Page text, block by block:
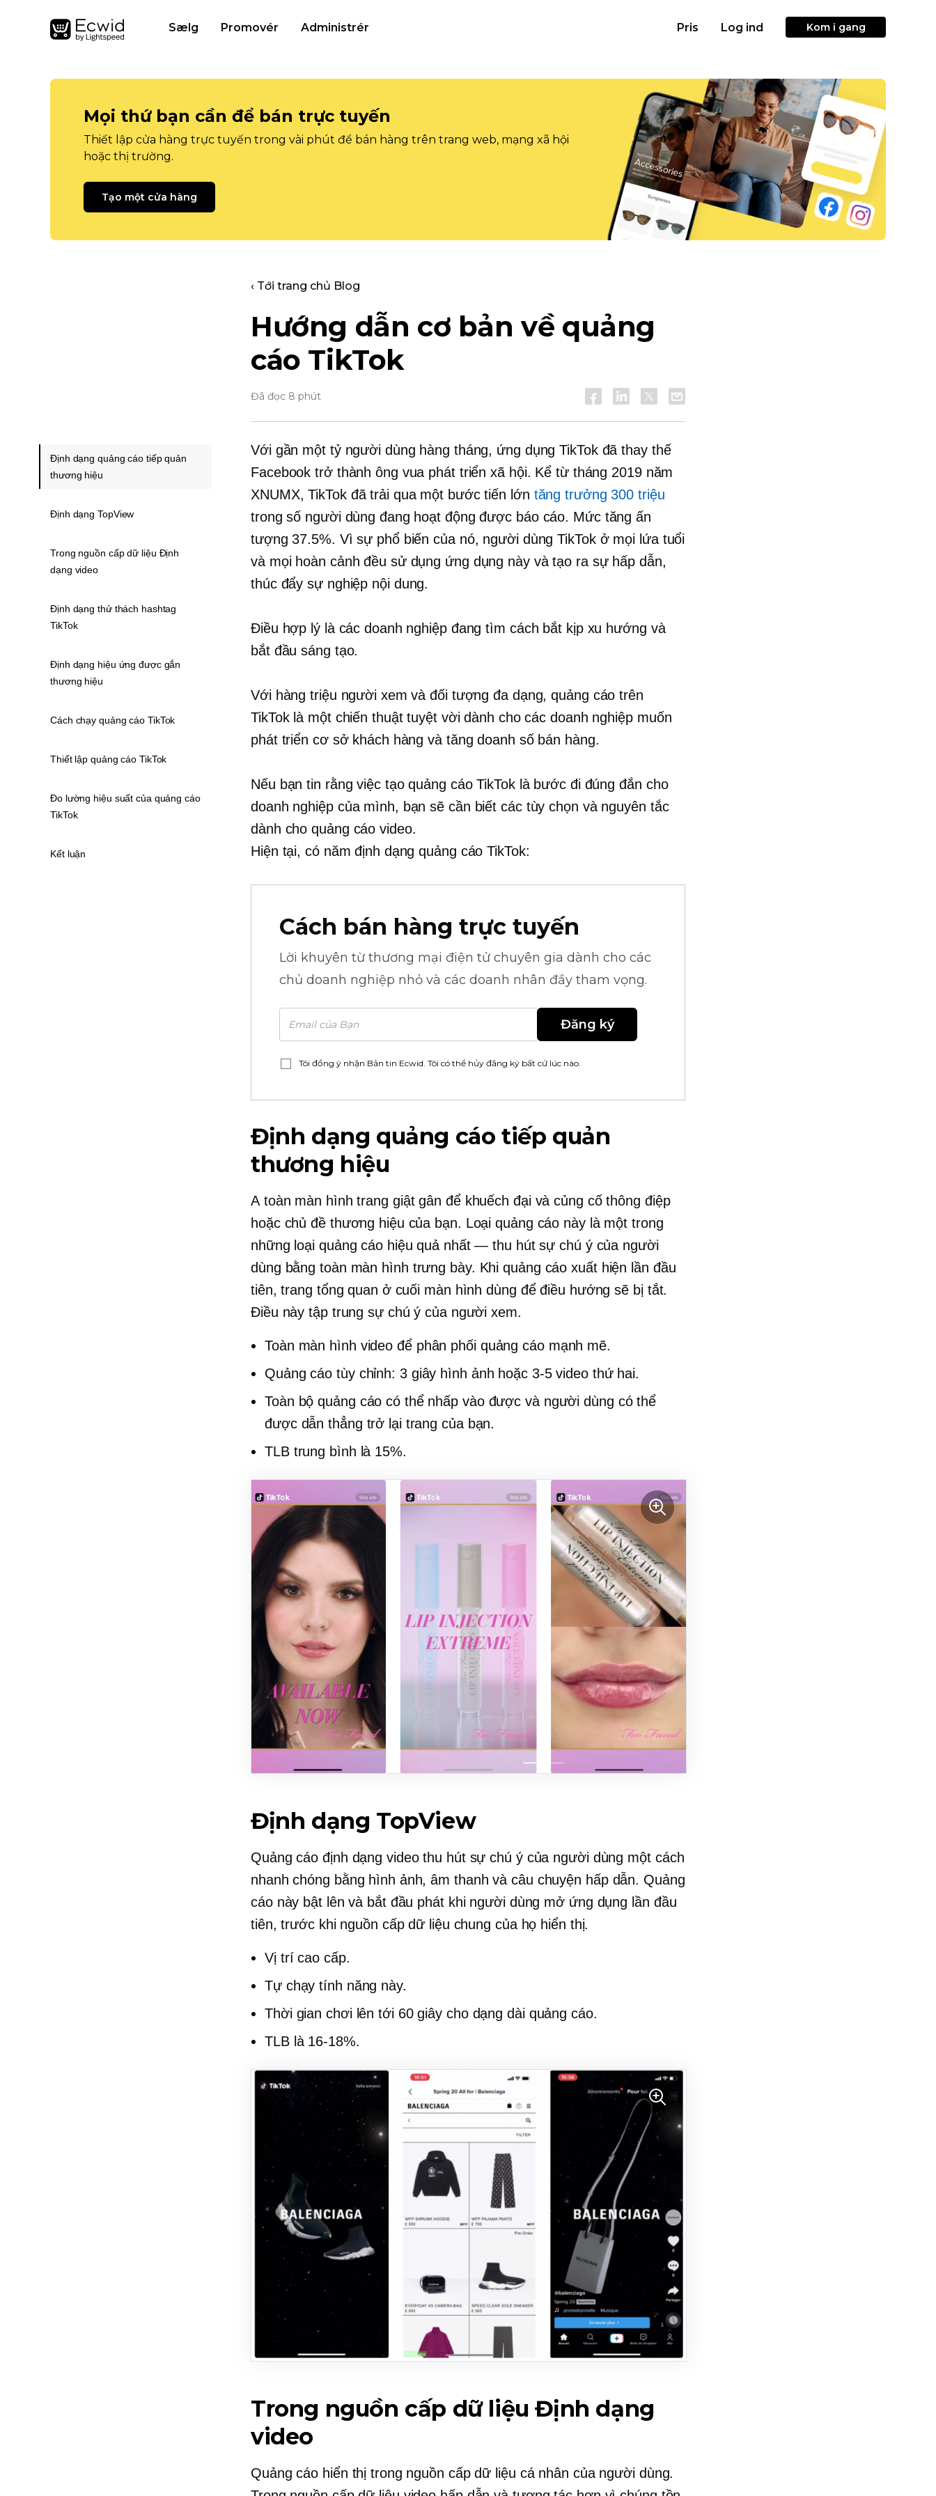
Sælg Promovér Administrér Pris Log ind Kom i gang
Mọi thứ bạn cần để bán trực tuyến
Thiết lập cửa hàng trực tuyến trong vài phút để bán hàng trên trang web, mạng xã hội
hoặc thị trường.
Tạo một cửa hàng
‹ Tới trang chủ Blog
Hướng dẫn cơ bản về quảng
cáo TikTok
Đã đọc 8 phút
Với gần một tỷ người dùng hàng tháng, ứng dụng TikTok đã thay thế
Facebook trở thành ông vua phát triển xã hội. Kể từ tháng 2019 năm
XNUMX, TikTok đã trải qua một bước tiến lớn tăng trưởng 300 triệu
trong số người dùng đang hoạt động được báo cáo. Mức tăng ấn
tượng 37.5%. Vì sự phổ biến của nó, người dùng TikTok ở mọi lứa tuổi
và mọi hoàn cảnh đều sử dụng ứng dụng này và tạo ra sự hấp dẫn,
thúc đẩy sự nghiệp nội dung.
Điều hợp lý là các doanh nghiệp đang tìm cách bắt kịp xu hướng và
bắt đầu sáng tạo.
Với hàng triệu người xem và đối tượng đa dạng, quảng cáo trên
TikTok là một chiến thuật tuyệt vời dành cho các doanh nghiệp muốn
phát triển cơ sở khách hàng và tăng doanh số bán hàng.
Nếu bạn tin rằng việc tạo quảng cáo TikTok là bước đi đúng đắn cho
doanh nghiệp của mình, bạn sẽ cần biết các tùy chọn và nguyên tắc
dành cho quảng cáo video.
Hiện tại, có năm định dạng quảng cáo TikTok:
Cách bán hàng trực tuyến
Lời khuyên từ thương mại điện tử chuyên gia dành cho các
chủ doanh nghiệp nhỏ và các doanh nhân đầy tham vọng.
Đăng ký
Tôi đồng ý nhận Bản tin Ecwid. Tôi có thể hủy đăng ký bất cứ lúc nào.
Định dạng quảng cáo tiếp quản
thương hiệu
A toàn màn hình trang giật gân để khuếch đại và củng cố thông điệp
hoặc chủ đề thương hiệu của bạn. Loại quảng cáo này là một trong
những loại quảng cáo hiệu quả nhất — thu hút sự chú ý của người
dùng bằngtoàn màn hình trưng bày. Khi quảng cáo xuất hiện lần đầu
tiên, trang tổng quan ở cuối màn hình dùng để điều hướng sẽ bị tắt.
Điều này tập trung sự chú ý của người xem.
Toàn màn hình video để phân phối quảng cáo mạnh mẽ.
Quảng cáo tùy chỉnh: 3 giây hình ảnh hoặc 3-5video thứ hai.
Toàn bộ quảng cáo có thể nhấp vào được và người dùng có thể
được dẫn thẳng trở lại trang của bạn.
TLB trung bình là 15%.
Định dạng TopView
Quảng cáo định dạng video thu hút sự chú ý của người dùng một cách
nhanh chóng bằng hình ảnh, âm thanh và câu chuyện hấp dẫn. Quảng
cáo này bật lên và bắt đầu phát khi người dùng mở ứng dụng lần đầu
tiên, trước khi nguồn cấp dữ liệu chung của họ hiển thị.
Vị trí cao cấp.
Tự chạy tính năng này.
Thời gian chơi lên tới 60 giây cho dạng dàiquảng cáo.
TLB là 16-18%.
Trong nguồn cấp dữ liệu Định dạng
video
Quảng cáo hiển thị trong nguồn cấp dữ liệu cá nhân của người dùng.
Định dạng quảng cáo tiếp quản
thương hiệu
Định dạng TopView
Trong nguồn cấp dữ liệu Định
dạng video
Định dạng thử thách hashtag
TikTok
Định dạng hiệu ứng được gắn
thương hiệu
Cách chạy quảng cáo TikTok
Thiết lập quảng cáo TikTok
Đo lường hiệu suất của quảng cáo
TikTok
Kết luận